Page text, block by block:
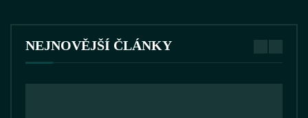
NEJNOVĚJŠÍ ČLÁNKY